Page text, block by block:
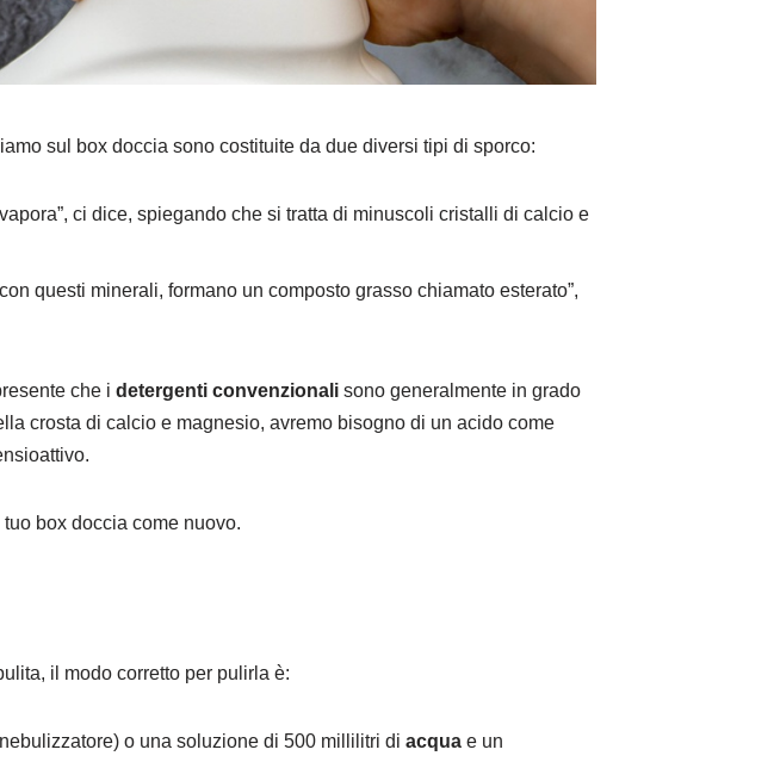
sul box doccia sono costituite da due diversi tipi di sporco:
ci dice, spiegando che si tratta di minuscoli cristalli di calcio e
questi minerali, formano un composto grasso chiamato esterato”,
che idetergenti convenzionali sono generalmente in grado
crosta di calcio e magnesio, avremo bisogno di un acido come
box doccia come nuovo.
il modo corretto per pulirla è:
o una soluzione di 500 millilitri diacquae un